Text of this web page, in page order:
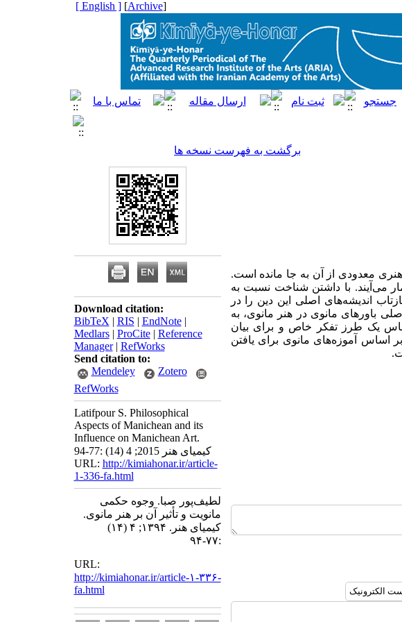
[
Archive
]
[ English ]
برگشت به فهرست نسخه ها
هنری معدودی از آن به جا مانده است.
می‌آیند. با داشتن شناخت نسبت به
اندیشه‌های اصلی این دین را در
باورهای مانوی در هنر مانوی، به
یک طرز تفکر خاص و برای بیان
اساس آموزه‌های مانوی برای یافتن
Download citation:
BibTeX | RIS | EndNote|
Medlars| ProCite| Reference
Manager| RefWorks
Send citation to:
Mendeley
Zotero
RefWorks
Latifpour S. Philosophical
Aspects of Manichean and its
Influence on Manichean Art.
کیمیای هنر 2015; 4 (14) :77-94
URL: http://kimiahonar.ir/article-
1-336-fa.html
لطیف‌پور صبا. وجوه حکمی
مانویت و تأثیر آن بر هنر مانوی.
کیمیای هنر. ۱۳۹۴; ۴ (۱۴)
:۷۷-۹۴
URL:
http://kimiahonar.ir/article-۱-۳۳۶-
fa.html